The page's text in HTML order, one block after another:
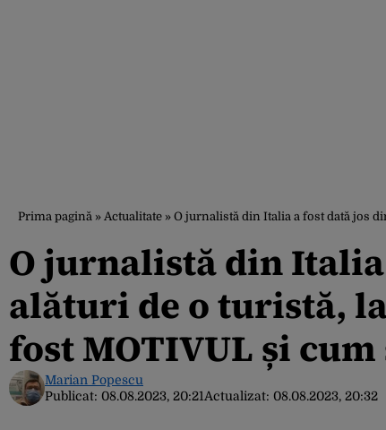
Prima pagină » Actualitate » O jurnalistă din Italia a fost dată jos
O jurnalistă din
alături de o turistă,
fost MOTIVUL și
Marian Popescu
Publicat: 08.08.2023, 20:21Actualizat: 08.08.2023, 20:32